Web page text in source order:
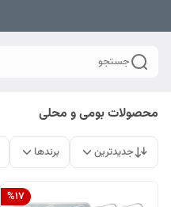
جستجو
محصولات بومی و محلی
جدیدترین برندها
%17